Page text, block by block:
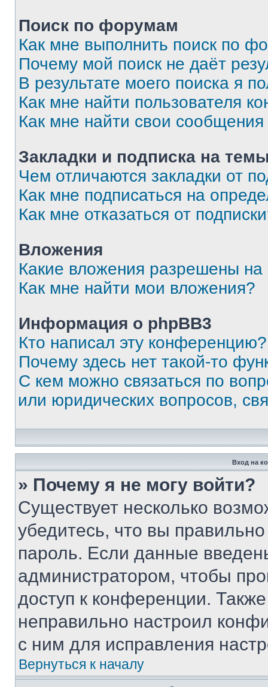
Поиск по форумам
Как мне выполнить поиск по
Почему мой поиск не даёт
В результате моего поиска я
Как мне найти пользователя
Как мне найти свои
Закладки и подписка на
Чем отличаются закладки от
Как мне подписаться на
Как мне отказаться от
Вложения
Какие вложения разрешены
Как мне найти мои вложения?
Информация о phpBB3
Кто написал эту конференцию?
Почему здесь нет такой-то
С кем можно связаться по
или юридических вопросов,
Вход на
» Почему я не могу войти?
Существует несколько
убедитесь, что вы
пароль. Если данные
администратором, чтобы
доступ к конференции.
неправильно настроил
с ним для исправления
Вернуться к началу